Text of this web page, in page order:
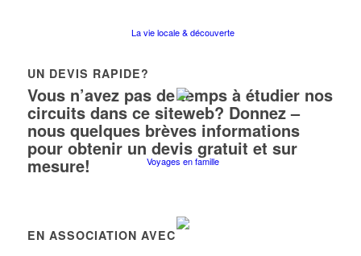
La vie locale & découverte
Voyages en famille
UN DEVIS RAPIDE?
Vous n’avez pas de temps à étudier nos
circuits dans ce siteweb? Donnez –
nous quelques brèves informations
pour obtenir un devis gratuit et sur
mesure!
EN ASSOCIATION AVEC